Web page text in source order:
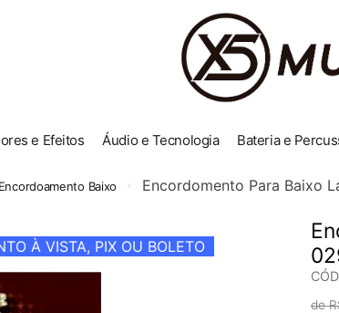
e Efeitos Áudio e Tecnologia Bateria e
Encordoamento Baixo Encordomento Para Baixo
À VISTA, PIX OU BOLETO
CÓD